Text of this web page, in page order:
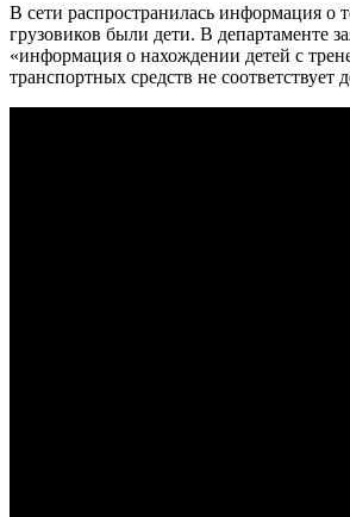
В сети распространилась информация о
грузовиков были дети. В департаменте
«информация о нахождении детей с
транспортных средств не соответствует